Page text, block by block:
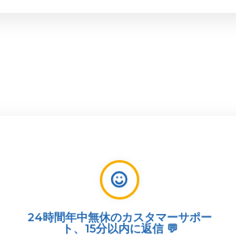
24時間年中無休のカスタマーサポー
ト、15分以内に返信 💬